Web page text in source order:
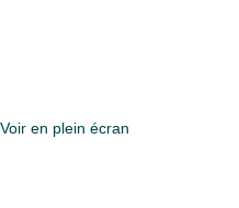
Voir en plein écran